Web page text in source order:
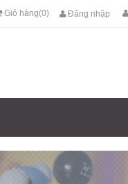
Đăng nhập
Giỏ hàng(0)